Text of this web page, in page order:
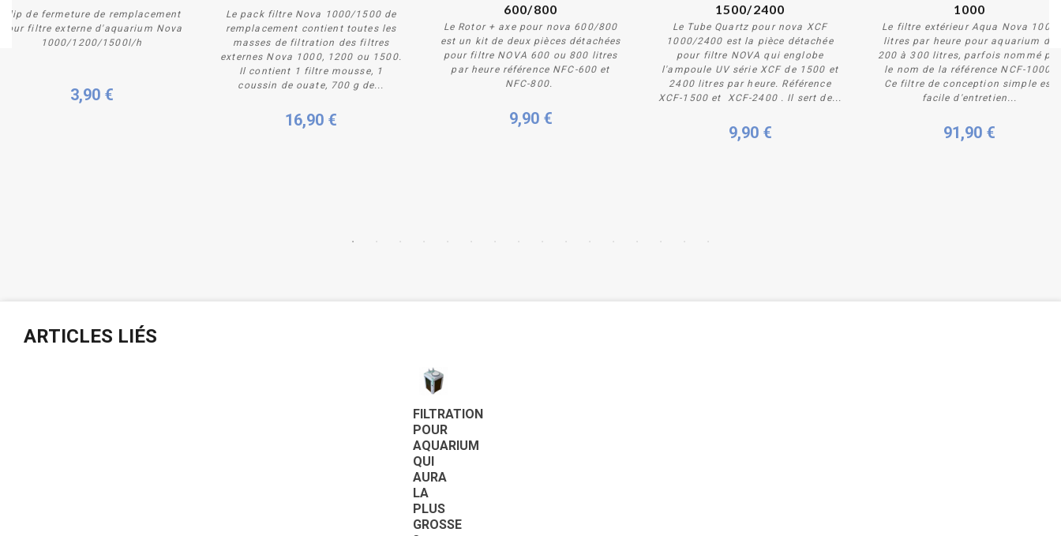
Clip de fermeture de remplacement
pour filtre externe d'aquarium Nova
1000/1200/1500l/h
3,90 €
Acheter
Le pack filtre Nova 1000/1500 de
remplacement contient toutes les
masses de filtration des filtres
externes Nova 1000, 1200 ou 1500.
Il contient 1 filtre mousse, 1
coussin de ouate, 700 g de...
16,90 €
Acheter
600/800
Le Rotor + axe pour nova 600/800
est un kit de deux pièces détachées
pour filtre NOVA 600 ou 800 litres
par heure référence NFC-600 et
NFC-800.
9,90 €
Acheter
1500/2400
Le Tube Quartz pour nova XCF
1000/2400 est la pièce détachée
pour filtre NOVA qui englobe
l'ampoule UV série XCF de 1500 et
2400 litres par heure. Référence
XCF-1500 et XCF-2400 . Il sert de...
9,90 €
Acheter
1000
Le filtre extérieur Aqua Nova 1000
litres par heure pour aquarium de
200 à 300 litres, parfois nommé par
le nom de la référence NCF-1000.
Ce filtre de conception simple est
facile d'entretien...
91,90 €
ARTICLES LIÉS
FILTRATION
POUR
AQUARIUM
QUI
AURA
LA
PLUS
GROSSE